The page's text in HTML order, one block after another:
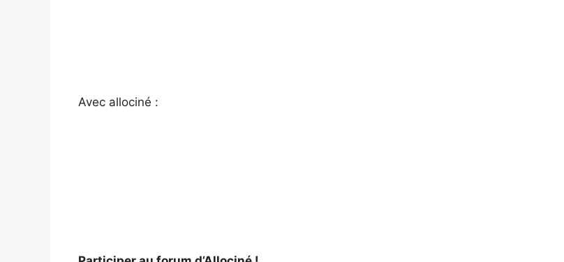
Avec allociné :